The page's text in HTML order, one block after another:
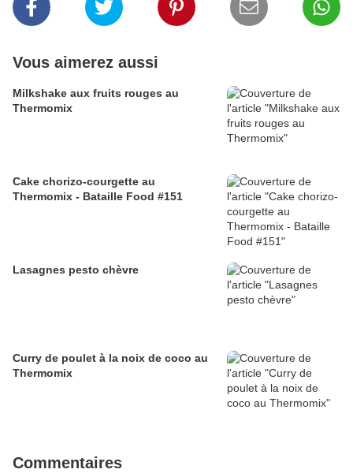
Vous aimerez aussi
Milkshake aux fruits rouges au
Thermomix
Cake chorizo-courgette au
Thermomix - Bataille Food #151
Lasagnes pesto chèvre
Curry de poulet à la noix de coco au
Thermomix
Commentaires